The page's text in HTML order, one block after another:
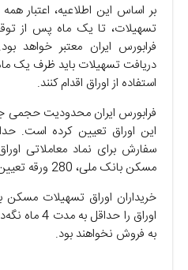
بر اساس این اطلاعیه، اعتبار
تسهیلات، تا یک ماه پس از
فرابورس ایران معتبر خواهد
دریافت تسهیلات باید ظرف یک
استفاده از اوراق اقدام کنند.
فرابورس ایران محدودیت
این اوراق تعیین کرده است.
سفارش برای نماد معاملاتی
مسکن بانک ملی، 280 ورقه تعیین شده است.
خریداران اوراق تسهیلات
اوراق را
به فروش نخواهند بود.